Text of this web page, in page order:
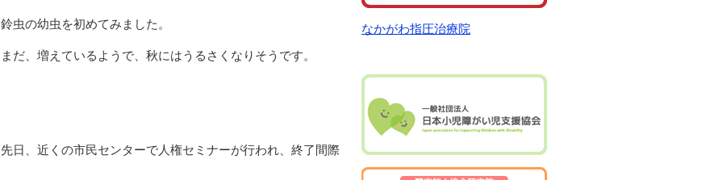
鈴虫の幼虫を初めてみました。
まだ、増えているようで、秋にはうるさくなりそうです。
先日、近くの市民センターで人権セミナーが行われ、終了間際
なかがわ指圧治療院